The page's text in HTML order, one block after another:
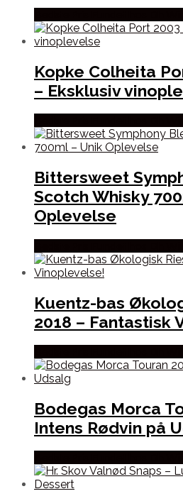
Kopke Colheita
– Eksklusiv
Bittersweet
Scotch Whisky
Oplevelse
Kuentz-bas
2018 – Fantastisk
Bodegas Morca
Intens Rødvin på